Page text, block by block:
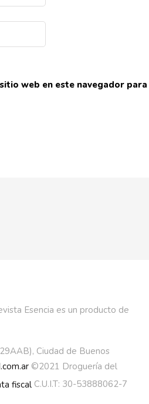
web en este navegador
Esencia es un producto de
Ciudad de Buenos
©2021 Droguería del
C.U.I.T: 30-53888062-7